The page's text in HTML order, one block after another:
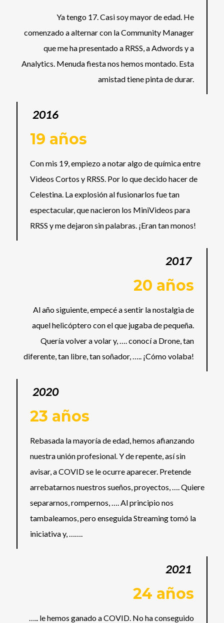
Ya tengo 17. Casi soy mayor de edad. He
comenzado a alternar con la Community Manager
que me ha presentado a RRSS, a Adwords y a
Analytics. Menuda fiesta nos hemos montado. Esta
amistad tiene pinta de durar.
2016
19 años
Con mis 19, empiezo a notar algo de química entre
Videos Cortos y RRSS. Por lo que decido hacer de
Celestina. La explosión al fusionarlos fue tan
espectacular, que nacieron los MiniVideos para
RRSS y me dejaron sin palabras. ¡Eran tan monos!
2017
20 años
Al año siguiente, empecé a sentir la nostalgia de
aquel helicóptero con el que jugaba de pequeña.
Quería volver a volar y, …. conocí a Drone, tan
diferente, tan libre, tan soñador, ….. ¡Cómo volaba!
2020
23 años
Rebasada la mayoría de edad, hemos afianzando
nuestra unión profesional. Y de repente, así sin
avisar, a COVID se le ocurre aparecer. Pretende
arrebatarnos nuestros sueños, proyectos, …. Quiere
separarnos, rompernos, …. Al principio nos
tambaleamos, pero enseguida Streaming tomó la
iniciativa y, …….
2021
24 años
….. le hemos ganado a COVID. No ha conseguido